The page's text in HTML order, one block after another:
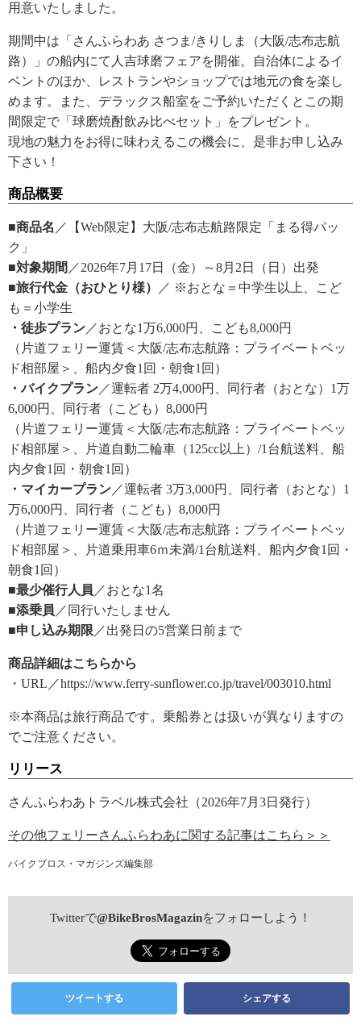
用意いたしました。
期間中は「さんふらわあ さつま/きりしま（大阪/志布志航
路）」の船内にて人吉球磨フェアを開催。自治体によるイ
ベントのほか、レストランやショップでは地元の食を楽し
めます。また、デラックス船室をご予約いただくとこの期
間限定で「球磨焼酎飲み比べセット」をプレゼント。
現地の魅力をお得に味わえるこの機会に、是非お申し込み
下さい！
商品概要
■商品名 ／【Web限定】大阪/志布志航路限定「まる得パッ
ク」
■対象期間 ／2026年7月17日（金）～8月2日（日）出発
■旅行代金（おひとり様）
／ ※おとな＝中学生以上、こど
も＝小学生
・徒歩プラン ／おとな1万6,000円、こども8,000円
（片道フェリー運賃＜大阪/志布志航路：プライベートベッ
ド相部屋＞、船内夕食1回・朝食1回）
・バイクプラン ／運転者 2万4,000円、同行者（おとな）1万
6,000円、同行者（こども）8,000円
（片道フェリー運賃＜大阪/志布志航路：プライベートベッ
ド相部屋＞、片道自動二輪車（125cc以上）/1台航送料、船
内夕食1回・朝食1回）
・マイカープラン ／運転者 3万3,000円、同行者（おとな）1
万6,000円、同行者（こども）8,000円
（片道フェリー運賃＜大阪/志布志航路：プライベートベッ
ド相部屋＞、片道乗用車6ｍ未満/1台航送料、船内夕食1回・
朝食1回）
■最少催行人員 ／おとな1名
■添乗員 ／同行いたしません
■申し込み期限 ／出発日の5営業日前まで
商品詳細はこちらから
・URL／https://www.ferry-sunflower.co.jp/travel/003010.html
※本商品は旅行商品です。乗船券とは扱いが異なりますの
でご注意ください。
リリース
さんふらわあトラベル株式会社（2026年7月3日発行）
その他フェリーさんふらわあに関する記事はこちら＞＞
バイクブロス・マガジンズ編集部
Twitterで@BikeBrosMagazinをフォローしよう！
ツイートする シェアする